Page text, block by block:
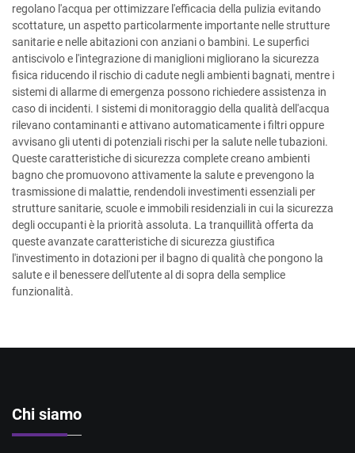
regolano l'acqua per ottimizzare l'efficacia della pulizia evitando
scottature, un aspetto particolarmente importante nelle strutture
sanitarie e nelle abitazioni con anziani o bambini. Le superfici
antiscivolo e l'integrazione di maniglioni migliorano la sicurezza
fisica riducendo il rischio di cadute negli ambienti bagnati, mentre i
sistemi di allarme di emergenza possono richiedere assistenza in
caso di incidenti. I sistemi di monitoraggio della qualità dell'acqua
rilevano contaminanti e attivano automaticamente i filtri oppure
avvisano gli utenti di potenziali rischi per la salute nelle tubazioni.
Queste caratteristiche di sicurezza complete creano ambienti
bagno che promuovono attivamente la salute e prevengono la
trasmissione di malattie, rendendoli investimenti essenziali per
strutture sanitarie, scuole e immobili residenziali in cui la sicurezza
degli occupanti è la priorità assoluta. La tranquillità offerta da
queste avanzate caratteristiche di sicurezza giustifica
l'investimento in dotazioni per il bagno di qualità che pongono la
salute e il benessere dell'utente al di sopra della semplice
funzionalità.
Chi siamo